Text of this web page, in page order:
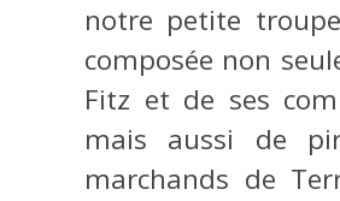
notre petite
composée non
Fitz et de ses
mais aussi de
marchands de